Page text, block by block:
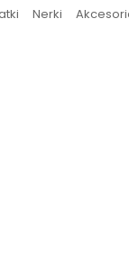
Nerki